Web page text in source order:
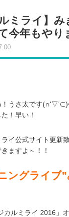
ルミライ】
今年もやり
！うさ太です(∩'▽'⊂)ﾍ
！早い！
イ公式サイト更新
ますよ～！！
ングライブ
カルミライ 2016」